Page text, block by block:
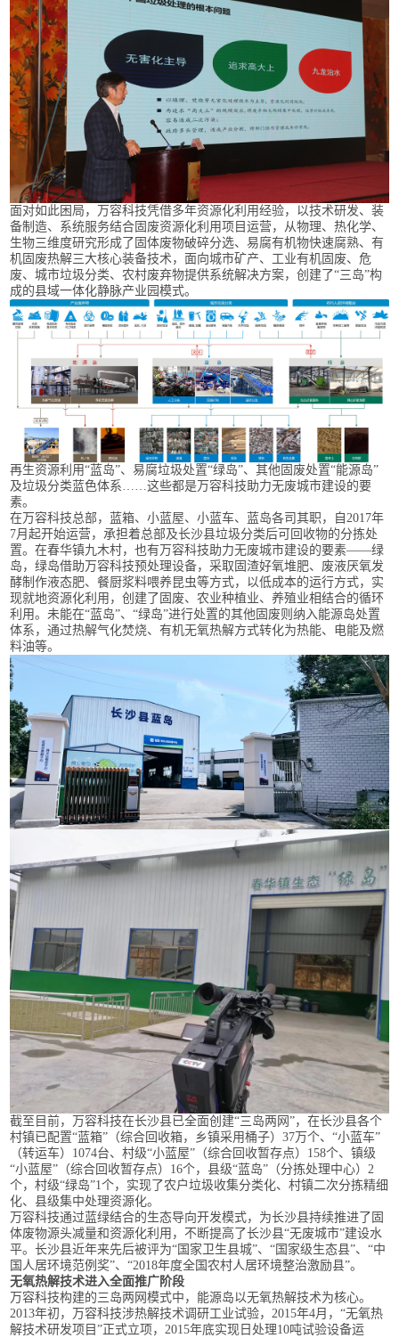
面对如此困局，万容科技凭借多年资源化利用经验，以技术研发、装
备制造、系统服务结合固废资源化利用项目运营，从物理、热化学、
生物三维度研究形成了固体废物破碎分选、易腐有机物快速腐熟、有
机固废热解三大核心装备技术，面向城市矿产、工业有机固废、危
废、城市垃圾分类、农村废弃物提供系统解决方案，创建了“三岛”构
成的县域一体化静脉产业园模式。
再生资源利用“蓝岛”、易腐垃圾处置“绿岛”、其他固废处置“能源岛”
及垃圾分类蓝色体系……这些都是万容科技助力无废城市建设的要
素。
在万容科技总部，蓝箱、小蓝屋、小蓝车、蓝岛各司其职，自2017年
7月起开始运营，承担着总部及长沙县垃圾分类后可回收物的分拣处
置。在春华镇九木村，也有万容科技助力无废城市建设的要素——绿
岛，绿岛借助万容科技预处理设备，采取固渣好氧堆肥、废液厌氧发
酵制作液态肥、餐厨浆料喂养昆虫等方式，以低成本的运行方式，实
现就地资源化利用，创建了固废、农业种植业、养殖业相结合的循环
利用。未能在“蓝岛”、“绿岛”进行处置的其他固废则纳入能源岛处置
体系，通过热解气化焚烧、有机无氧热解方式转化为热能、电能及燃
料油等。
截至目前，万容科技在长沙县已全面创建“三岛两网”，在长沙县各个
村镇已配置“蓝箱”（综合回收箱，乡镇采用桶子）37万个、“小蓝车”
（转运车）1074台、村级“小蓝屋”（综合回收暂存点）158个、镇级
“小蓝屋”（综合回收暂存点）16个，县级“蓝岛”（分拣处理中心）2
个，村级“绿岛”1个，实现了农户垃圾收集分类化、村镇二次分拣精细
化、县级集中处理资源化。
万容科技通过蓝绿结合的生态导向开发模式，为长沙县持续推进了固
体废物源头减量和资源化利用，不断提高了长沙县“无废城市”建设水
平。长沙县近年来先后被评为“国家卫生县城”、“国家级生态县”、“中
国人居环境范例奖”、“2018年度全国农村人居环境整治激励县”。
无氧热解技术进入全面推广阶段
万容科技构建的三岛两网模式中，能源岛以无氧热解技术为核心。
2013年初，万容科技涉热解技术调研工业试验，2015年4月，“无氧热
解技术研发项目”正式立项，2015年底实现日处理10吨试验设备运